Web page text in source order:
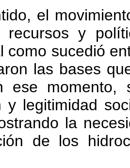
el
y
como sucedió
las bases
ese momento,
y legitimidad
la
de los